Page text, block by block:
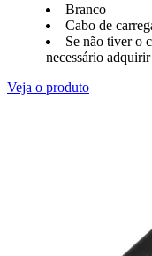
Branco
Cabo de
Se não tiver o
necessário
Veja o produto